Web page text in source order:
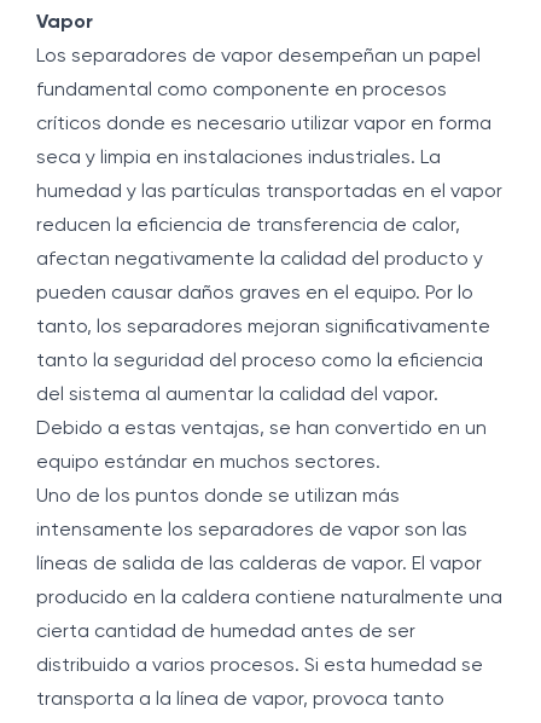
Vapor
Los separadores de vapor desempeñan un papel
fundamental como componente en procesos
críticos donde es necesario utilizar vapor en forma
seca y limpia en instalaciones industriales. La
humedad y las partículas transportadas en el vapor
reducen la eficiencia de transferencia de calor,
afectan negativamente la calidad del producto y
pueden causar daños graves en el equipo. Por lo
tanto, los separadores mejoran significativamente
tanto la seguridad del proceso como la eficiencia
del sistema al aumentar la calidad del vapor.
Debido a estas ventajas, se han convertido en un
equipo estándar en muchos sectores.
Uno de los puntos donde se utilizan más
intensamente los separadores de vapor son las
líneas de salida de las calderas de vapor. El vapor
producido en la caldera contiene naturalmente una
cierta cantidad de humedad antes de ser
distribuido a varios procesos. Si esta humedad se
transporta a la línea de vapor, provoca tanto